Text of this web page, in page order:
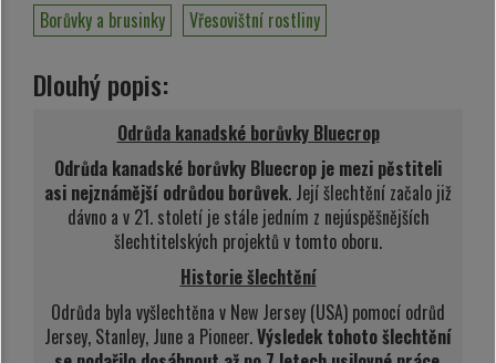
Borůvky a brusinky Vřesovištní rostliny
Dlouhý popis:
Odrůda kanadské borůvky Bluecrop
Odrůda kanadské borůvky Bluecrop je mezi pěstiteli
asi nejznámější odrůdou borůvek. Její šlechtění začalo již
dávno a v 21. století je stále jedním z nejúspěšnějších
šlechtitelských projektů v tomto oboru.
Historie šlechtění
Odrůda byla vyšlechtěna v New Jersey (USA) pomocí odrůd
Jersey, Stanley, June a Pioneer.Výsledek tohoto šlechtění